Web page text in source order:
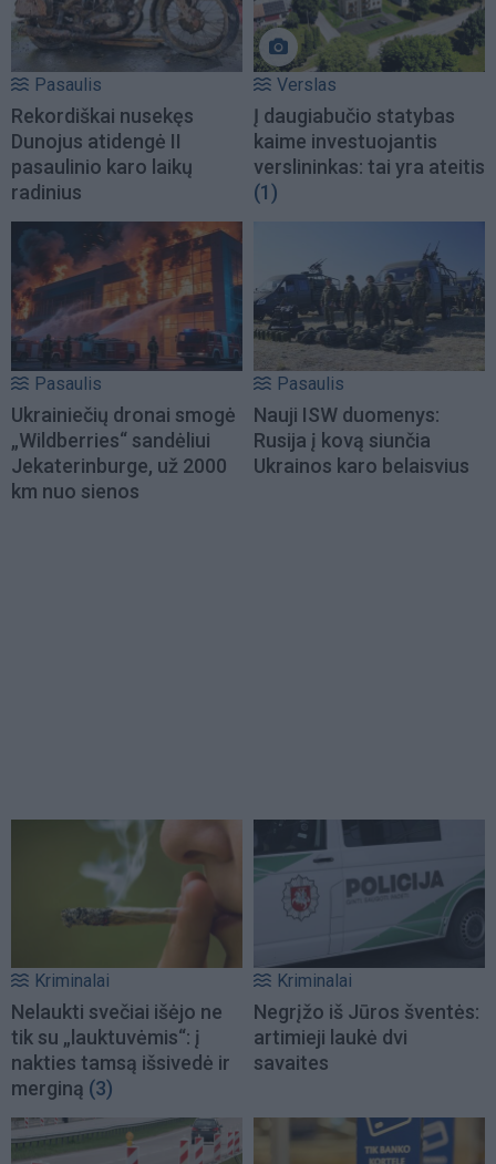
Pasaulis
Rekordiškai nusekęs
Dunojus atidengė II
pasaulinio karo laikų
radinius
Verslas
Į daugiabučio statybas
kaime investuojantis
verslininkas: tai yra ateitis
(1)
Pasaulis
Ukrainiečių dronai smogė
„Wildberries“ sandėliui
Jekaterinburge, už 2000
km nuo sienos
Pasaulis
Nauji ISW duomenys:
Rusija į kovą siunčia
Ukrainos karo belaisvius
Kriminalai
Nelaukti svečiai išėjo ne
tik su „lauktuvėmis“: į
nakties tamsą išsivedė ir
merginą (3)
Kriminalai
Negrįžo iš Jūros šventės:
artimieji laukė dvi
savaites